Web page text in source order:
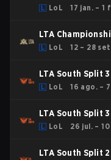
LoL 17 jan. – 1
LTA
LoL 12 – 28
LTA South Split
LoL 16 ago. –
LTA South Split
LoL 26 jul. –
LTA South Split